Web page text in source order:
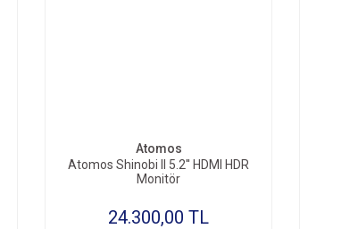
Atomos
Atomos Shinobi II 5.2'' HDMI HDR
Monitör
24.300,00 TL